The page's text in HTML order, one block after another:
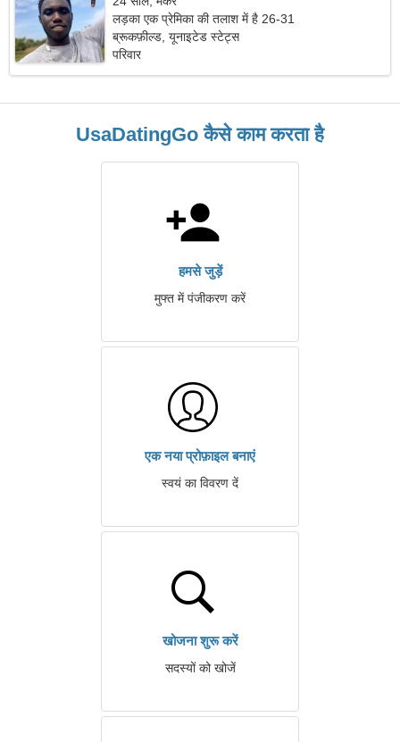
लड़का एक प्रेमिका की तलाश में है 26-31
ब्रूकफ़ील्ड, यूनाइटेड स्टेट्स
परिवार
UsaDatingGo कैसे काम करता है
हमसे जुड़ें
मुफ्त में पंजीकरण करें
एक नया प्रोफ़ाइल बनाएं
स्वयं का विवरण दें
खोजना शुरू करें
सदस्यों को खोजें